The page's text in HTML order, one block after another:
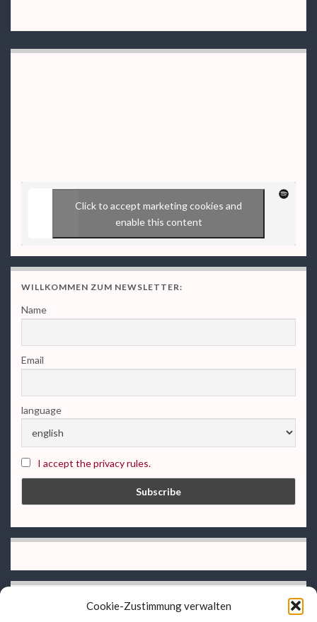
Cookie-Zustimmung verwalten
Click to accept marketing cookies and
enable this content
WILLKOMMEN ZUM NEWSLETTER:
Name
Email
language
I accept the privacy rules.